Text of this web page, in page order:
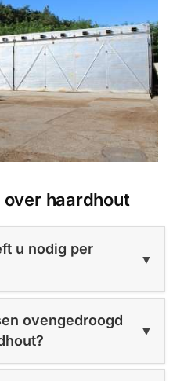
haardhout
u nodig per
▼
ovengedroogd
▼